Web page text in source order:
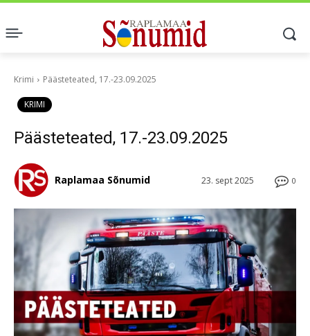
Krimi Päästeteated, 17.-23.09.2025
KRIMI
Päästeteated, 17.-23.09.2025
0
23. sept 2025
Raplamaa Sõnumid